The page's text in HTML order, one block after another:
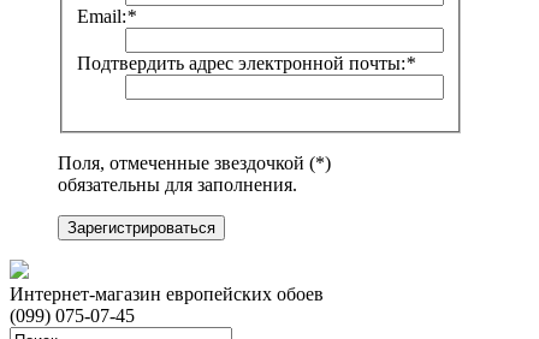
Email:*
Подтвердить адрес электронной почты:*
Поля, отмеченные звездочкой (*)
обязательны для заполнения.
Зарегистрироваться
Интернет-магазин европейских обоев
(099) 075-07-45